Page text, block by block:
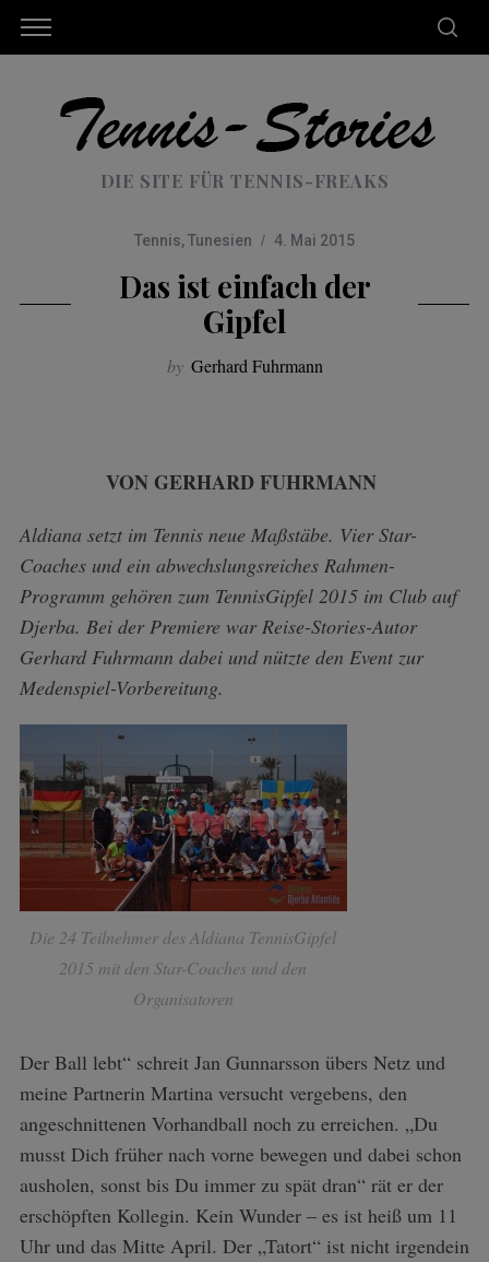
DIE SITE FÜR TENNIS-FREAKS
Tennis,Tunesien 4. Mai 2015
Das ist einfach der
Gipfel
by Gerhard Fuhrmann
VON GERHARD FUHRMANN
Aldiana setzt im Tennis neue Maßstäbe. Vier Star-
Coaches und ein abwechslungsreiches Rahmen-
Programm gehören zum TennisGipfel 2015 im Club auf
Djerba. Bei der Premiere war Reise-Stories-Autor
Gerhard Fuhrmann dabei und nützte den Event zur
Medenspiel-Vorbereitung.
Die 24 Teilnehmer des Aldiana TennisGipfel
2015 mit den Star-Coaches und den
Organisatoren
Der Ball lebt“ schreit Jan Gunnarsson übers Netz und
meine Partnerin Martina versucht vergebens, den
angeschnittenen Vorhandball noch zu erreichen. „Du
musst Dich früher nach vorne bewegen und dabei schon
ausholen, sonst bis Du immer zu spät dran“ rät er der
erschöpften Kollegin. Kein Wunder – es ist heiß um 11
Uhr und das Mitte April. Der „Tatort“ ist nicht irgendein